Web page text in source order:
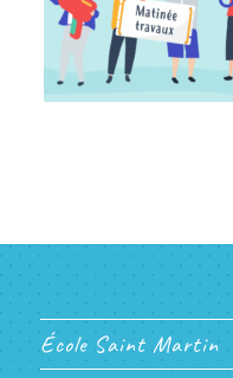
École Saint Martin